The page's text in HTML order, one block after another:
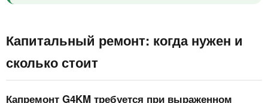
Капитальный ремонт: когда нужен и
сколько стоит
Капремонт G4KM требуется при выраженном